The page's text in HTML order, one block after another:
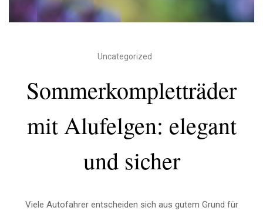
Uncategorized
Sommerkompletträder
mit Alufelgen: elegant
und sicher
Viele Autofahrer entscheiden sich aus gutem Grund für